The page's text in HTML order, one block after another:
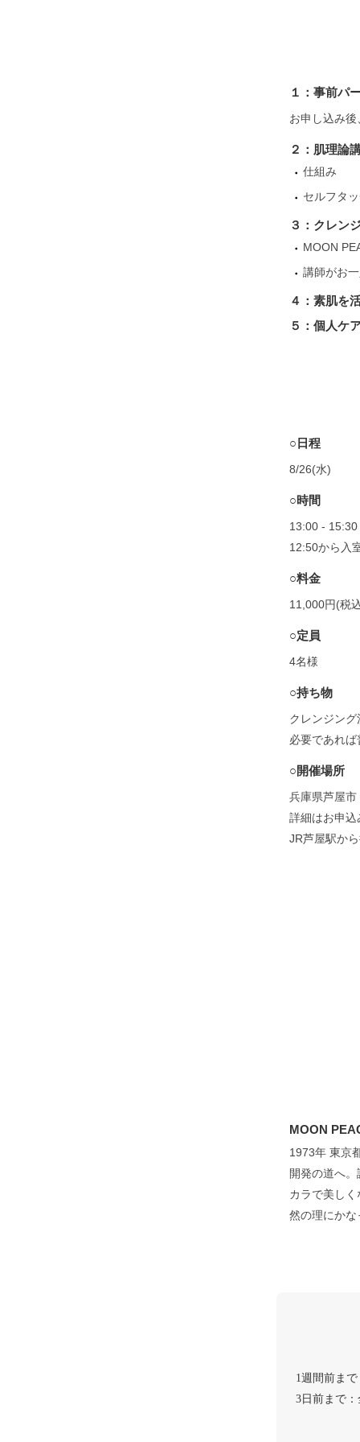
１：事前パ
お申し込み後
２：肌理論
仕組み
セルフタ
３：クレン
MOON
講師がお
４：素肌を
５：個人ケ
○日程
8/26(水)
○時間
13:00 - 15:30
12:50から入
○料金
11,000円(税
○定員
4名様
○持ち物
クレンジン
必要であれば
○開催場所
兵庫県芦屋
詳細はお申込
JR芦屋駅か
MOON
1973年 東京
開発の道へ
カラで美し
然の理にかな
1週間前ま
3日前まで：